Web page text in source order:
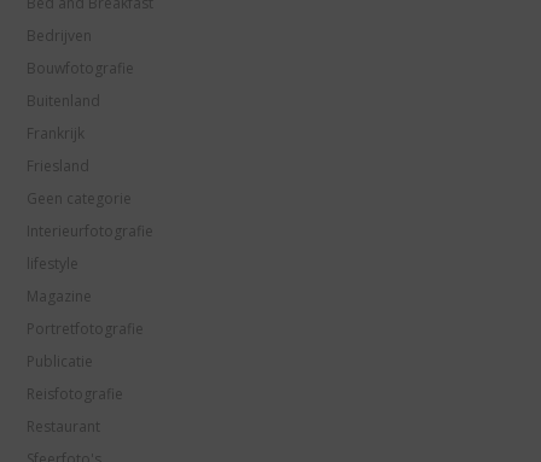
Bedrijven
Bouwfotografie
Buitenland
Frankrijk
Friesland
Geen categorie
Interieurfotografie
lifestyle
Magazine
Portretfotografie
Publicatie
Reisfotografie
Restaurant